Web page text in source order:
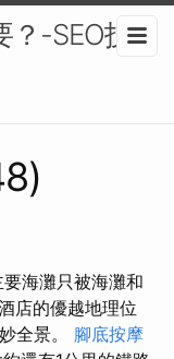
？-SEO技
海灘只被海灘和
店的優越地理位
全景。 腳底按摩